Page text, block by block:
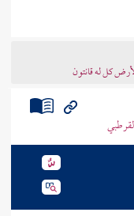
كل له قانتون